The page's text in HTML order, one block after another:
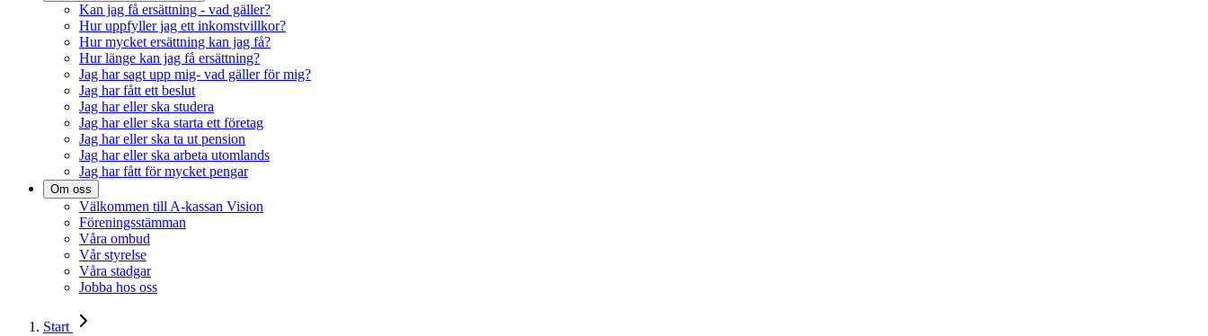
Kan jag få ersättning - vad gäller?
Hur uppfyller jag ett inkomstvillkor?
Hur mycket ersättning kan jag få?
Hur länge kan jag få ersättning?
Jag har sagt upp mig- vad gäller för mig?
Jag har fått ett beslut
Jag har eller ska studera
Jag har eller ska starta ett företag
Jag har eller ska ta ut pension
Jag har eller ska arbeta utomlands
Jag har fått för mycket pengar
Om oss
Välkommen till A-kassan Vision
Föreningsstämman
Våra ombud
Vår styrelse
Våra stadgar
Jobba hos oss
Start